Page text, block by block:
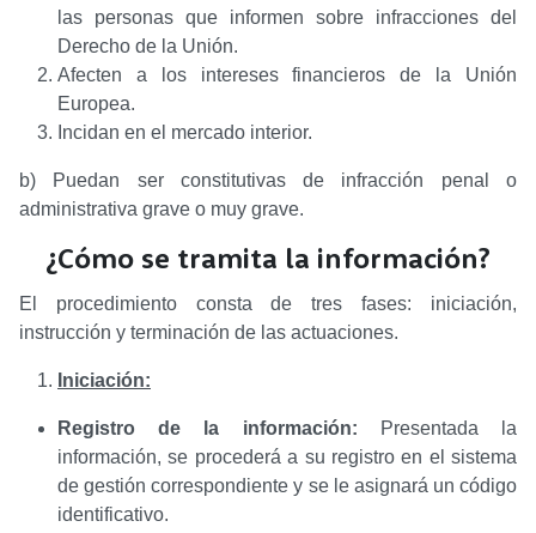
las personas que informen sobre infracciones del
Derecho de la Unión.
Afecten a los intereses financieros de la Unión
Europea.
Incidan en el mercado interior.
b) Puedan ser constitutivas de infracción penal o
administrativa grave o muy grave.
¿Cómo se tramita la información?
El procedimiento consta de tres fases: iniciación,
instrucción y terminación de las actuaciones.
Iniciación:
Registro de la información:
Presentada la
información, se procederá a su registro en el sistema
de gestión correspondiente y se le asignará un código
identificativo.